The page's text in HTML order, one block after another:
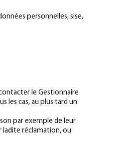
personnelles, sise,
le Gestionnaire
les cas, au plus tard un
par exemple de leur
ladite réclamation, ou